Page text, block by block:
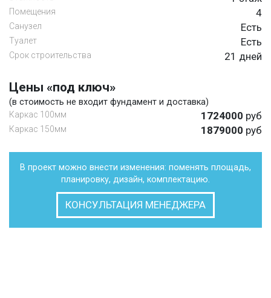
Помещения 4
Санузел Есть
Туалет Есть
Срок строительства 21 дней
Цены «под ключ»
(в стоимость не входит фундамент и доставка)
Каркас 100мм 1724000 руб
Каркас 150мм 1879000 руб
В проект можно внести изменения: поменять площадь,
планировку, дизайн, комплектацию.
КОНСУЛЬТАЦИЯ МЕНЕДЖЕРА